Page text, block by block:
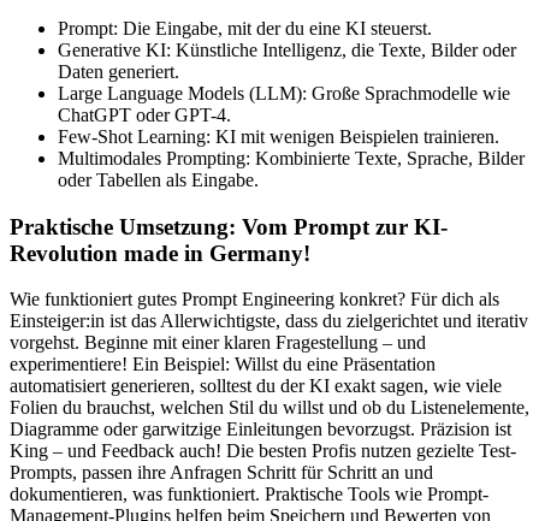
Prompt: Die Eingabe, mit der du eine KI steuerst.
Generative KI: Künstliche Intelligenz, die Texte, Bilder oder
Daten generiert.
Large Language Models (LLM): Große Sprachmodelle wie
ChatGPT oder GPT-4.
Few-Shot Learning: KI mit wenigen Beispielen trainieren.
Multimodales Prompting: Kombinierte Texte, Sprache, Bilder
oder Tabellen als Eingabe.
Praktische Umsetzung: Vom Prompt zur KI-
Revolution made in Germany!
Wie funktioniert gutes Prompt Engineering konkret? Für dich als
Einsteiger:in ist das Allerwichtigste, dass du zielgerichtet und iterativ
vorgehst. Beginne mit einer klaren Fragestellung – und
experimentiere! Ein Beispiel: Willst du eine Präsentation
automatisiert generieren, solltest du der KI exakt sagen, wie viele
Folien du brauchst, welchen Stil du willst und ob du Listenelemente,
Diagramme oder garwitzige Einleitungen bevorzugst. Präzision ist
King – und Feedback auch! Die besten Profis nutzen gezielte Test-
Prompts, passen ihre Anfragen Schritt für Schritt an und
dokumentieren, was funktioniert. Praktische Tools wie Prompt-
Management-Plugins helfen beim Speichern und Bewerten von